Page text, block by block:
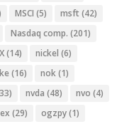
MSCI (5) msft (42)
Nasdaq comp. (201)
(14) nickel (6)
(16) nok(1)
nvda (48) nvo (4)
(29) ogzpy(1)